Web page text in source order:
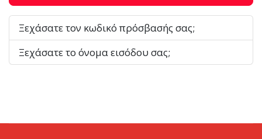
Ξεχάσατε τον κωδικό πρόσβασής σας;
Ξεχάσατε το όνομα εισόδου σας;